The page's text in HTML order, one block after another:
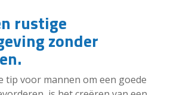
rustige
zonder
tip voor mannen om een goede